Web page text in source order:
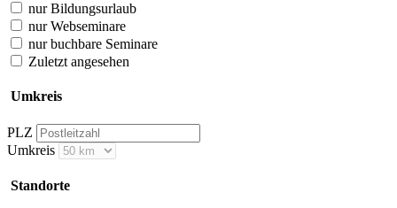
nur Bildungsurlaub
nur Webseminare
nur buchbare Seminare
Zuletzt angesehen
Umkreis
PLZ
Umkreis
Standorte